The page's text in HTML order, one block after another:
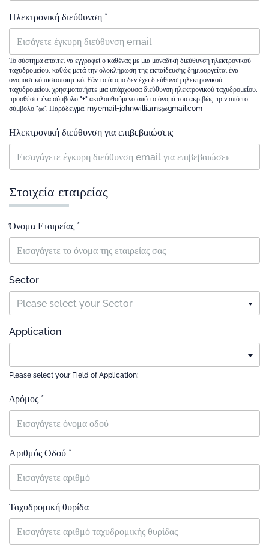
Ηλεκτρονική διεύθυνση *
Το σύστημα απαιτεί να εγγραφεί ο καθένας με μια μοναδική διεύθυνση ηλεκτρονικού
ταχυδρομείου, καθώς μετά την ολοκλήρωση της εκπαίδευσης δημιουργείται ένα
ονομαστικό πιστοποιητικό. Εάν το άτομο δεν έχει διεύθυνση ηλεκτρονικού
ταχυδρομείου, χρησιμοποιήστε μια υπάρχουσα διεύθυνση ηλεκτρονικού ταχυδρομείου,
προσθέστε ένα σύμβολο "+" ακολουθούμενο από το όνομά του ακριβώς πριν από το
σύμβολο "@". Παράδειγμα: myemail+johnwilliams@gmail.com
Ηλεκτρονική διεύθυνση για επιβεβαιώσεις
Στοιχεία εταιρείας
Όνομα Εταιρείας *
Sector
Please select your Sector
Application
Please select your Field of Application:
Δρόμος *
Αριθμός Οδού *
Ταχυδρομική θυρίδα